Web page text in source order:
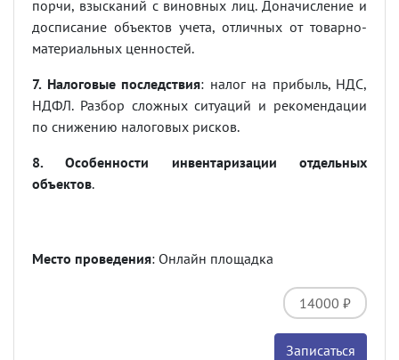
порчи, взысканий с виновных лиц. Доначисление и
досписание объектов учета, отличных от товарно-
материальных ценностей.
7. Налоговые последствия: налог на прибыль, НДС,
НДФЛ. Разбор сложных ситуаций и рекомендации
по снижению налоговых рисков.
8. Особенности инвентаризации отдельных
объектов.
Место проведения: Онлайн площадка
14000 ₽
Записаться